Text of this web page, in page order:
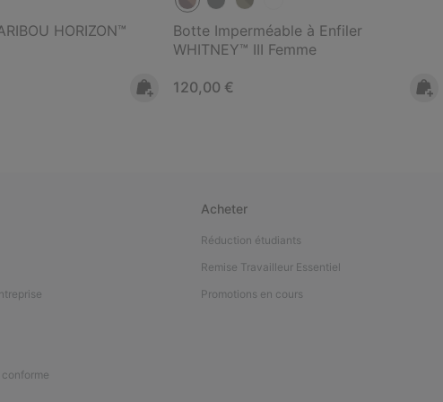
HORIZON™
Botte Imperméable à Enfiler
WHITNEY™ III Femme
Regular price:
120,00 €
Acheter
Réduction étudiants
Remise Travailleur Essentiel
Promotions en cours